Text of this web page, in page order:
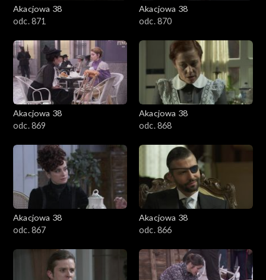
Akacjowa 38
odc. 871
Akacjowa 38
odc. 870
Akacjowa 38
odc. 869
Akacjowa 38
odc. 868
Akacjowa 38
odc. 867
Akacjowa 38
odc. 866